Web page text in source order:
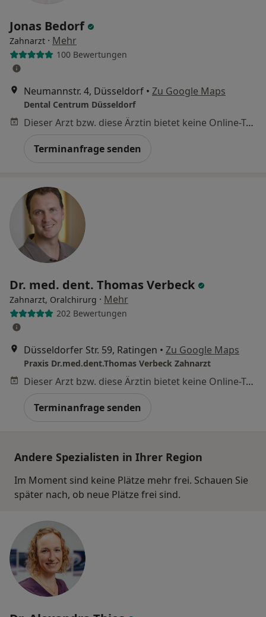
Jonas Bedorf
Zahnarzt · Mehr
100 Bewertungen
Neumannstr. 4, Düsseldorf • Zu Google Maps
Dental Centrum Düsseldorf
Dieser Arzt bzw. diese Ärztin bietet keine Online-Terminbuchung an diesem Standort an.
Terminanfrage senden
Dr. med. dent. Thomas Verbeck
Zahnarzt, Oralchirurg · Mehr
202 Bewertungen
Düsseldorfer Str. 59, Ratingen • Zu Google Maps
Praxis Dr.med.dent.Thomas Verbeck Zahnarzt
Dieser Arzt bzw. diese Ärztin bietet keine Online-Terminbuchung an diesem Standort an.
Terminanfrage senden
Andere Spezialisten in Ihrer Region
Im Moment sind keine Plätze mehr frei. Schauen Sie
später nach, ob neue Plätze frei sind.